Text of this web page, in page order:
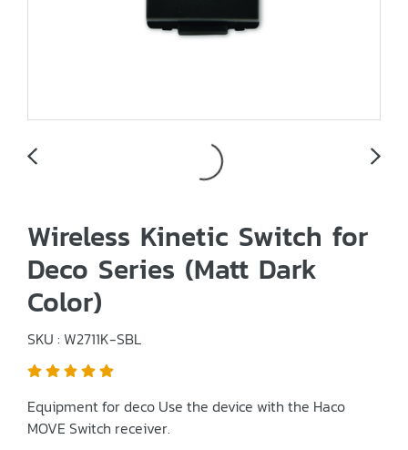
Wireless Kinetic Switch for
Deco Series (Matt Dark
Color)
SKU : W2711K-SBL
Equipment for deco Use the device with the Haco
MOVE Switch receiver.